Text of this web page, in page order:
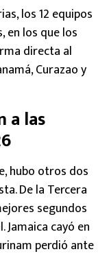
los 12 equipos
en los que los
directa al
Curazao y
a las
hubo otros dos
De la Tercera
segundos
Jamaica cayó en
perdió ante